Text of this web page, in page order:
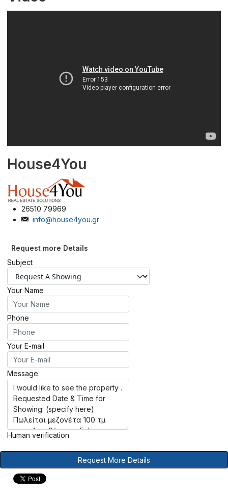
House4You
26510 79969
info@house4you.gr
Request more Details
Subject
Your Name
Phone
Your E-mail
Message
Human verification
Request More Details